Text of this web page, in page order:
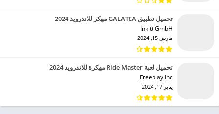
تحميل تطبيق GALATEA مهكر للاندرويد 2024
Inkitt GmbH‏
مارس 15, 2024
تحميل لعبة Ride Master مهكرة للاندرويد 2024
Freeplay Inc‏
يناير 17, 2024